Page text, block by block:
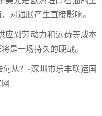
对通胀产生直接影响。
应到劳动力和运费等成本
是一场持久的硬战。